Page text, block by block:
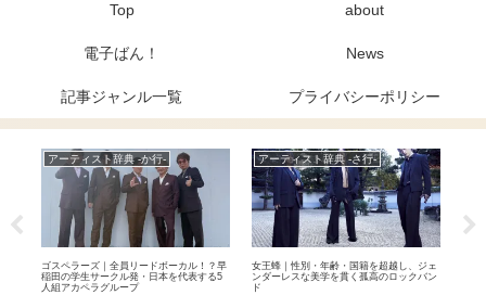
Top about
電子ばん！ News
記事ジャンル一覧 プライバシーポリシー
アーティスト辞典 -か行-
ゴスペラーズ｜全員リードボーカル！？早
稲田の学生サークル発・日本を代表する5
人組アカペラグループ
アーティスト辞典 -さ行-
女王蜂｜性別・年齢・国籍を超越し、ジェ
ンダーレスな美学を貫く孤高のロックバン
ド